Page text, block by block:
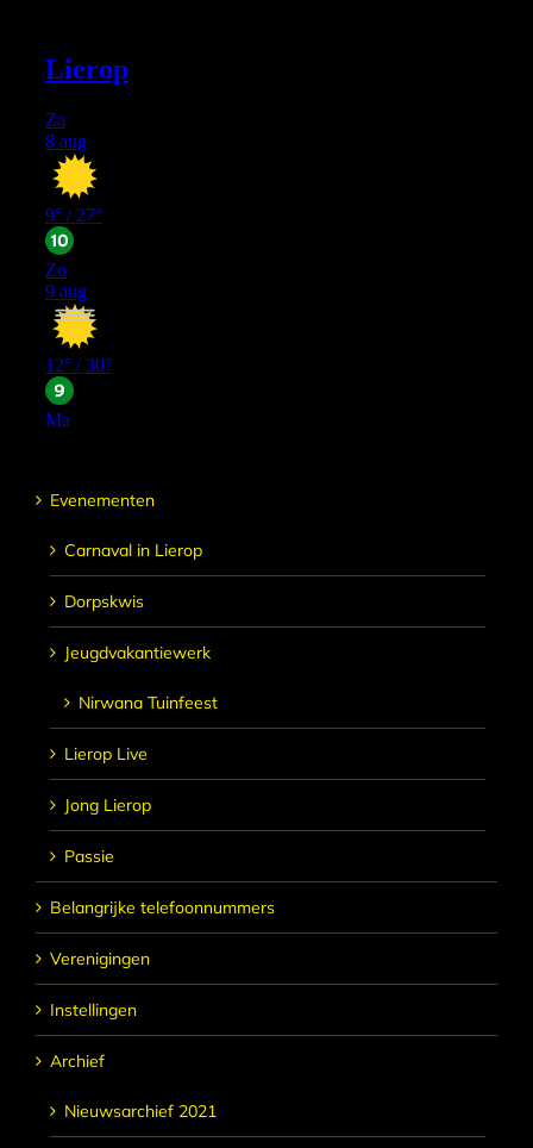
Evenementen
Carnaval in Lierop
Dorpskwis
Jeugdvakantiewerk
Nirwana Tuinfeest
Lierop Live
Jong Lierop
Passie
Belangrijke telefoonnummers
Verenigingen
Instellingen
Archief
Nieuwsarchief 2021